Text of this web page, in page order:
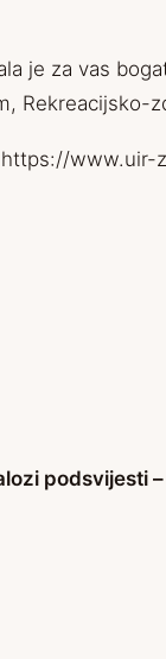
je za vas
Rekreacijsko-
https://www.uir-